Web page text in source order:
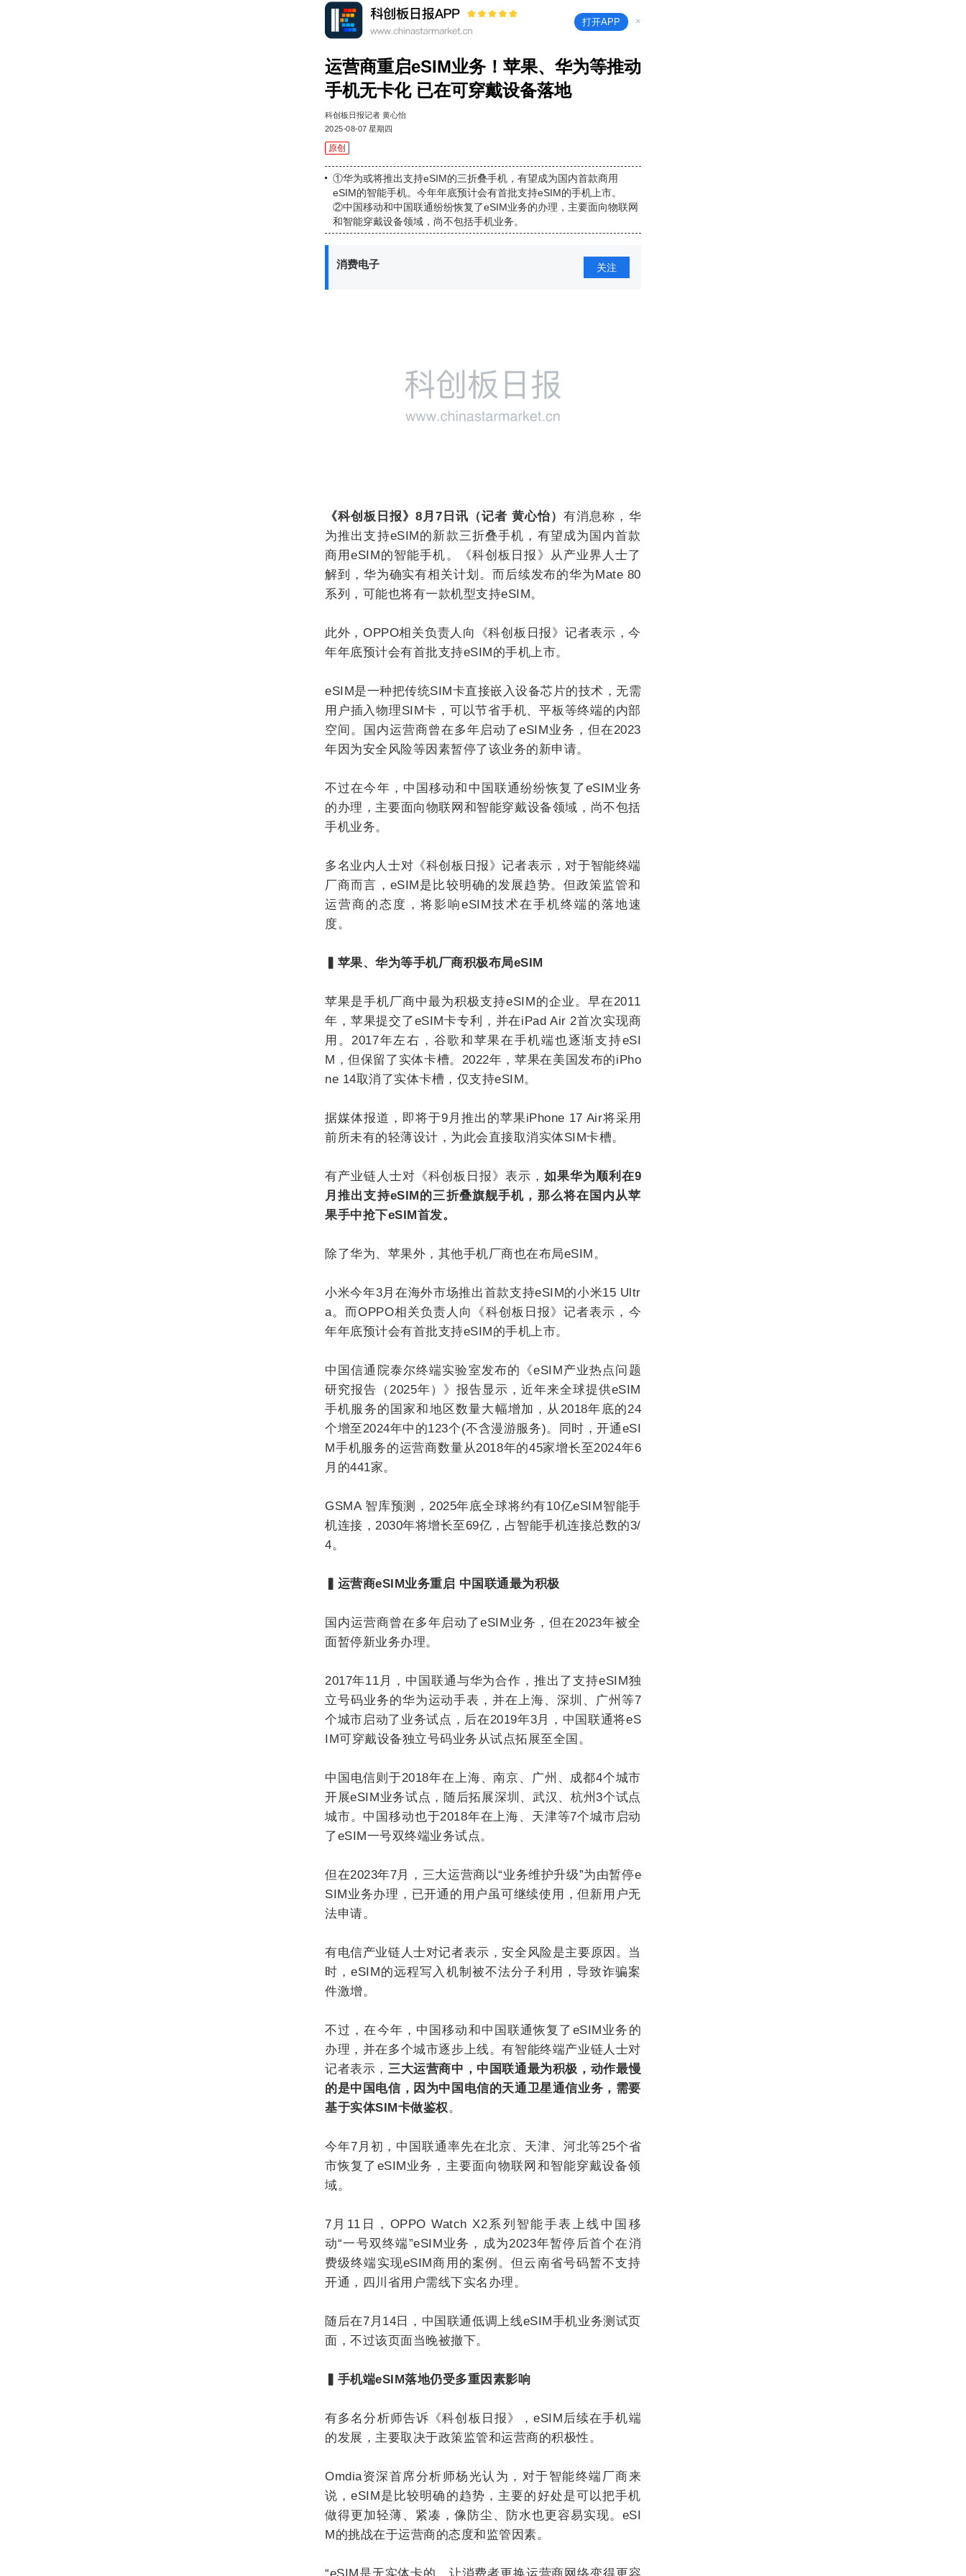
打开APP ×
运营商重启eSIM业务！苹果、华为等推动
手机无卡化 已在可穿戴设备落地
科创板日报记者 黄心怡
2025-08-07 星期四
原创
①华为或将推出支持eSIM的三折叠手机，有望成为国内首款商用
eSIM的智能手机。今年年底预计会有首批支持eSIM的手机上市。
②中国移动和中国联通纷纷恢复了eSIM业务的办理，主要面向物联网
和智能穿戴设备领域，尚不包括手机业务。
消费电子 关注
《科创板日报》8月7日讯（记者 黄心怡）有消息称，华
为推出支持eSIM的新款三折叠手机，有望成为国内首款
商用eSIM的智能手机。《科创板日报》从产业界人士了
解到，华为确实有相关计划。而后续发布的华为Mate 80
系列，可能也将有一款机型支持eSIM。
此外，OPPO相关负责人向《科创板日报》记者表示，今
年年底预计会有首批支持eSIM的手机上市。
eSIM是一种把传统SIM卡直接嵌入设备芯片的技术，无需
用户插入物理SIM卡，可以节省手机、平板等终端的内部
空间。国内运营商曾在多年启动了eSIM业务，但在2023
年因为安全风险等因素暂停了该业务的新申请。
不过在今年，中国移动和中国联通纷纷恢复了eSIM业务
的办理，主要面向物联网和智能穿戴设备领域，尚不包括
手机业务。
多名业内人士对《科创板日报》记者表示，对于智能终端
厂商而言，eSIM是比较明确的发展趋势。但政策监管和
运营商的态度，将影响eSIM技术在手机终端的落地速
度。
▍苹果、华为等手机厂商积极布局eSIM
苹果是手机厂商中最为积极支持eSIM的企业。早在2011
年，苹果提交了eSIM卡专利，并在iPad Air 2首次实现商
用。2017年左右，谷歌和苹果在手机端也逐渐支持eSI
M，但保留了实体卡槽。2022年，苹果在美国发布的iPho
ne 14取消了实体卡槽，仅支持eSIM。
据媒体报道，即将于9月推出的苹果iPhone 17 Air将采用
前所未有的轻薄设计，为此会直接取消实体SIM卡槽。
有产业链人士对《科创板日报》表示， 如果华为顺利在9
月推出支持eSIM的三折叠旗舰手机，那么将在国内从苹
果手中抢下eSIM首发。
除了华为、苹果外，其他手机厂商也在布局eSIM。
小米今年3月在海外市场推出首款支持eSIM的小米15 Ultr
a。而OPPO相关负责人向《科创板日报》记者表示，今
年年底预计会有首批支持eSIM的手机上市。
中国信通院泰尔终端实验室发布的《eSIM产业热点问题
研究报告（2025年）》报告显示，近年来全球提供eSIM
手机服务的国家和地区数量大幅增加，从2018年底的24
个增至2024年中的123个(不含漫游服务)。同时，开通eSI
M手机服务的运营商数量从2018年的45家增长至2024年6
月的441家。
GSMA 智库预测，2025年底全球将约有10亿eSIM智能手
机连接，2030年将增长至69亿，占智能手机连接总数的3/
4。
▍运营商eSIM业务重启 中国联通最为积极
国内运营商曾在多年启动了eSIM业务，但在2023年被全
面暂停新业务办理。
2017年11月，中国联通与华为合作，推出了支持eSIM独
立号码业务的华为运动手表，并在上海、深圳、广州等7
个城市启动了业务试点，后在2019年3月，中国联通将eS
IM可穿戴设备独立号码业务从试点拓展至全国。
中国电信则于2018年在上海、南京、广州、成都4个城市
开展eSIM业务试点，随后拓展深圳、武汉、杭州3个试点
城市。中国移动也于2018年在上海、天津等7个城市启动
了eSIM一号双终端业务试点。
但在2023年7月，三大运营商以“业务维护升级”为由暂停e
SIM业务办理，已开通的用户虽可继续使用，但新用户无
法申请。
有电信产业链人士对记者表示，安全风险是主要原因。当
时，eSIM的远程写入机制被不法分子利用，导致诈骗案
件激增。
不过，在今年，中国移动和中国联通恢复了eSIM业务的
办理，并在多个城市逐步上线。有智能终端产业链人士对
记者表示， 三大运营商中，中国联通最为积极，动作最慢
的是中国电信，因为中国电信的天通卫星通信业务，需要
基于实体SIM卡做鉴权 。
今年7月初，中国联通率先在北京、天津、河北等25个省
市恢复了eSIM业务，主要面向物联网和智能穿戴设备领
域。
7月11日，OPPO Watch X2系列智能手表上线中国移
动“一号双终端”eSIM业务，成为2023年暂停后首个在消
费级终端实现eSIM商用的案例。但云南省号码暂不支持
开通，四川省用户需线下实名办理。
随后在7月14日，中国联通低调上线eSIM手机业务测试页
面，不过该页面当晚被撤下。
▍手机端eSIM落地仍受多重因素影响
有多名分析师告诉《科创板日报》，eSIM后续在手机端
的发展，主要取决于政策监管和运营商的积极性。
Omdia资深首席分析师杨光认为，对于智能终端厂商来
说，eSIM是比较明确的趋势，主要的好处是可以把手机
做得更加轻薄、紧凑，像防尘、防水也更容易实现。eSI
M的挑战在于运营商的态度和监管因素。
“eSIM是无实体卡的，让消费者更换运营商网络变得更容